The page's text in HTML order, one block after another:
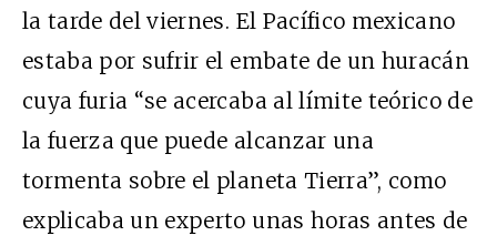
la tarde del viernes. El Pacífico mexicano
estaba por sufrir el embate de un huracán
cuya furia “se acercaba al límite teórico de
la fuerza que puede alcanzar una
tormenta sobre el planeta Tierra”, como
explicaba un experto unas horas antes de